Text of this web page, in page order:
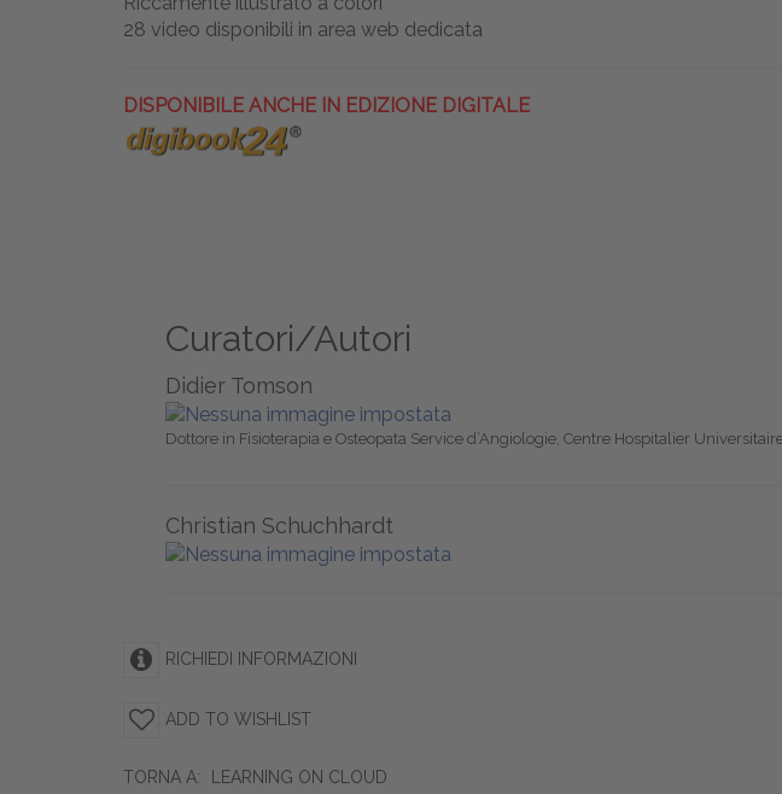
28 video disponibili in area web dedicata
DISPONIBILE ANCHE IN EDIZIONE DIGITALE
Curatori/Autori
Didier Tomson
Dottore in Fisioterapia e Osteopata Service d’Angiologie, Centre Hospitalier
Christian Schuchhardt
RICHIEDI INFORMAZIONI
ADD TO WISHLIST
TORNA A: LEARNING ON CLOUD